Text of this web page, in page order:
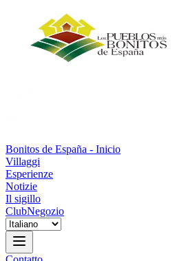
Bonitos de España - Inicio
Villaggi
Esperienze
Notizie
Il sigillo
ClubNegozio